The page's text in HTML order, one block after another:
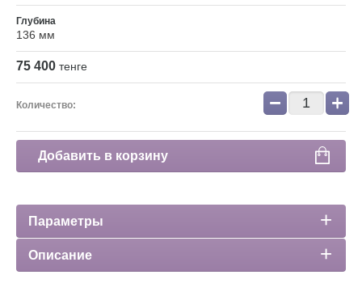
Глубина
136 мм
75 400 тенге
Количество: − +
Добавить в корзину
Параметры
Описание